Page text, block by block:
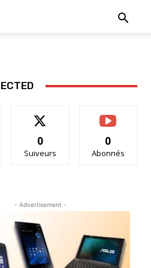
0
Suiveurs
0
Abonnés
- Advertisement -